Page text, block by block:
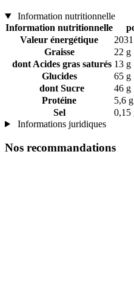
Information nutritionnelle
Information nutritionnelle
Valeur énergétique
Graisse
22 g
dont Acides gras saturés 13 g
Glucides
65 g
dont Sucre
46 g
Protéine
5,6 g
Sel
0,15
Informations juridiques
Nos recommandations